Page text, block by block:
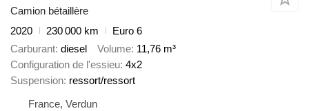
Camion bétaillère
2020
230 000 km
Euro 6
Carburant diesel Volume 11,76 m³
Configuration de l'essieu 4x2
Suspension ressort/ressort
France, Verdun